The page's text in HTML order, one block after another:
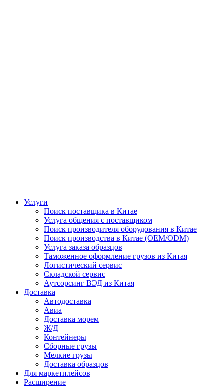
Услуги
Поиск поставщика в Китае
Услуга общения с поставщиком
Поиск производителя оборудования в Китае
Поиск производства в Китае (OEM/ODM)
Услуга заказа образцов
Таможенное оформление грузов из Китая
Логистический сервис
Складской сервис
Аутсорсинг ВЭД из Китая
Доставка
Автодоставка
Авиа
Доставка морем
Ж/Д
Контейнеры
Сборные грузы
Мелкие грузы
Доставка образцов
Для маркетплейсов
Расширение